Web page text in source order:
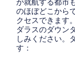
が就航する都市
のほぼどこから
クセスできます
ダラスのダウン
しみください。
す：